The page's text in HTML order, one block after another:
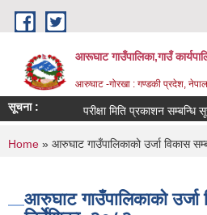
Skip to main content
आरूघाट गाउँपालिका,गाउँ
आरुघाट -गोरखा : गण्डकी प्रदेश, नेपाल
सूचना : परीक्षा मिति प्रकाशन सम्बन्धि सूचना ।
You are here
Home » आरुघाट गाउँपालिकाको उर्जा विकास
आरुघाट गाउँपालिकाको उर्जा